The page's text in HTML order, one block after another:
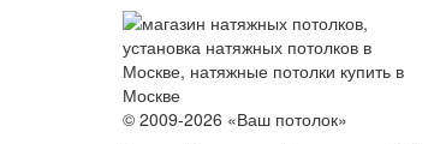
© 2009-2026 «Ваш потолок»